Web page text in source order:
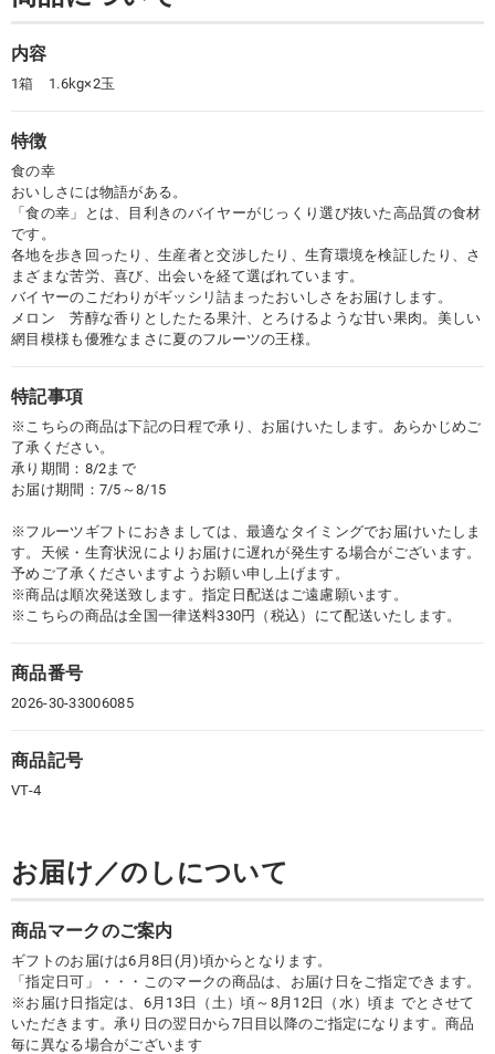
内容
1箱 1.6kg×2玉
特徴
食の幸
おいしさには物語がある。
「食の幸」とは、目利きのバイヤーがじっくり選び抜いた高品質の食材
です。
各地を歩き回ったり、生産者と交渉したり、生育環境を検証したり、さ
まざまな苦労、喜び、出会いを経て選ばれています。
バイヤーのこだわりがギッシリ詰まったおいしさをお届けします。
メロン 芳醇な香りとしたたる果汁、とろけるような甘い果肉。美しい
網目模様も優雅なまさに夏のフルーツの王様。
特記事項
※こちらの商品は下記の日程で承り、お届けいたします。あらかじめご
了承ください。
承り期間：8/2まで
お届け期間：7/5～8/15
※フルーツギフトにおきましては、最適なタイミングでお届けいたしま
す。天候・生育状況によりお届けに遅れが発生する場合がございます。
予めご了承くださいますようお願い申し上げます。
※商品は順次発送致します。指定日配送はご遠慮願います。
※こちらの商品は全国一律送料330円（税込）にて配送いたします。
商品番号
2026-30-33006085
商品記号
VT-4
お届け／のしについて
商品マークのご案内
ギフトのお届けは6月8日(月)頃からとなります。
「指定日可」・・・このマークの商品は、お届け日をご指定できます。
※お届け日指定は、6月13日（土）頃～8月12日（水）頃ま でとさせて
いただきます。承り日の翌日から7日目以降のご指定になります。商品
毎に異なる場合がございます